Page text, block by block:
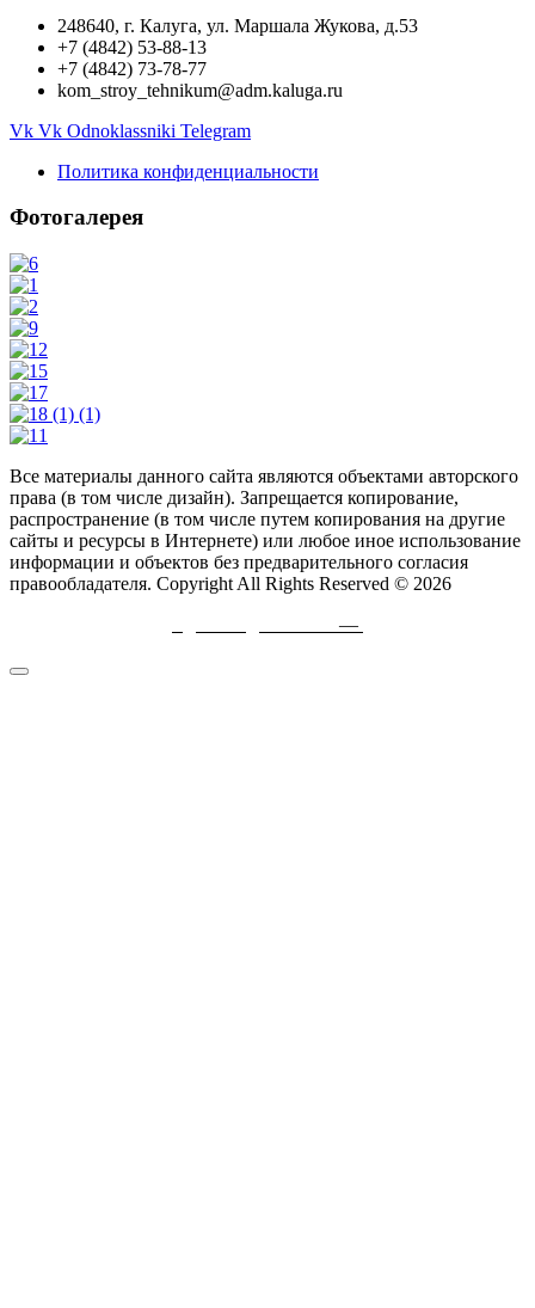
248640, г. Калуга, ул. Маршала Жукова, д.53
+7 (4842) 53-88-13
+7 (4842) 73-78-77
kom_stroy_tehnikum@adm.kaluga.ru
Vk Vk Odnoklassniki Telegram
Политика конфиденциальности
Фотогалерея
Все материалы данного сайта являются объектами авторского
права (в том числе дизайн). Запрещается копирование,
распространение (в том числе путем копирования на другие
сайты и ресурсы в Интернете) или любое иное использование
информации и объектов без предварительного согласия
правообладателя. Copyright All Rights Reserved © 2026
—